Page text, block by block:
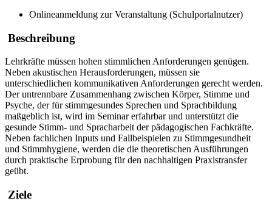
Onlineanmeldung zur Veranstaltung (Schulportalnutzer)
Beschreibung
Lehrkräfte müssen hohen stimmlichen Anforderungen genügen.
Neben akustischen Herausforderungen, müssen sie
unterschiedlichen kommunikativen Anforderungen gerecht werden.
Der untrennbare Zusammenhang zwischen Körper, Stimme und
Psyche, der für stimmgesundes Sprechen und Sprachbildung
maßgeblich ist, wird im Seminar erfahrbar und unterstützt die
gesunde Stimm- und Spracharbeit der pädagogischen Fachkräfte.
Neben fachlichen Inputs und Fallbeispielen zu Stimmgesundheit
und Stimmhygiene, werden die die theoretischen Ausführungen
durch praktische Erprobung für den nachhaltigen Praxistransfer
geübt.
Ziele